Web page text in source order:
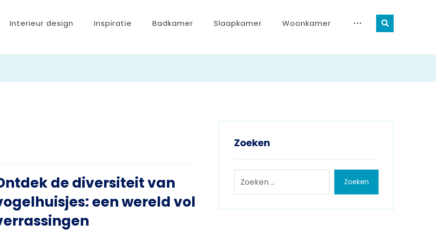
Interieur design Inspiratie Badkamer Slaapkamer Woonkamer
de diversiteit van
een wereld vol
Zoeken
Zoeken